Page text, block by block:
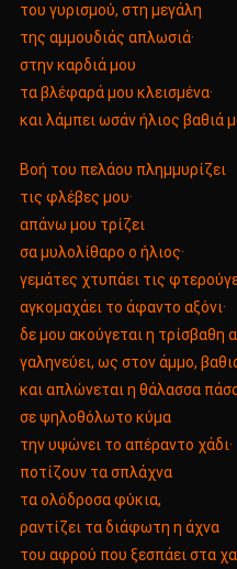
του γυρισμού, στη μεγάλη
της αμμουδιάς απλωσιά·
στην καρδιά μου
τα βλέφαρά μου κλεισμένα·
και λάμπει ωσάν ήλιος βαθιά
Βοή του πελάου πλημμυρίζει
τις φλέβες μου·
απάνω μου τρίζει
σα μυλολίθαρο ο ήλιος·
γεμάτες χτυπάει τις
αγκομαχάει το άφαντο αξόνι·
δε μου ακούγεται η τρίσβαθη
γαληνεύει, ως στον άμμο,
και απλώνεται η θάλασσα
σε ψηλοθόλωτο κύμα
την υψώνει το απέραντο χάδι·
ποτίζουν τα σπλάχνα
τα ολόδροσα φύκια,
ραντίζει τα διάφωτη η άχνα
του αφρού που ξεσπάει στα